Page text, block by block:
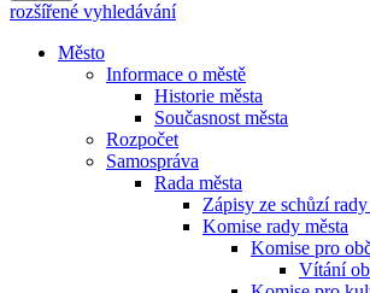
rozšířené vyhledávání
Město
Informace o městě
Historie města
Současnost města
Rozpočet
Samospráva
Rada města
Zápisy ze schůzí rady
Komise rady města
Komise pro
Vítání